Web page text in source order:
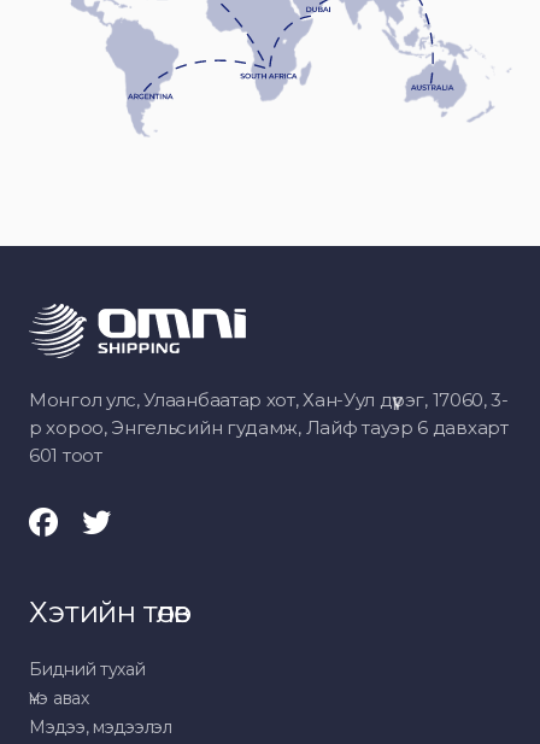
Монгол улс, Улаанбаатар хот, Хан-Уул дүүрэг, 17060, 3-
р хороо, Энгельсийн гудамж, Лайф тауэр 6 давхарт
601 тоот
Хэтийн төлөв
Бидний тухай
Үнэ авах
Мэдээ, мэдээлэл